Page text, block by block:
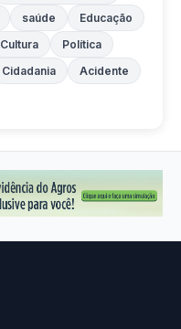
saúde
Educação
Cultura
Política
Cidadania
Acidente